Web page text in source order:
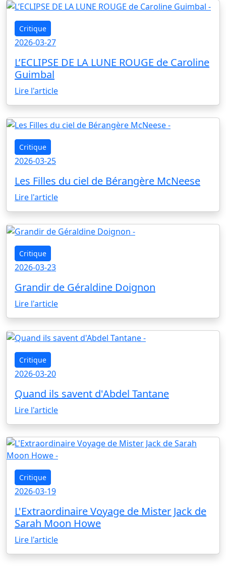
Critique
2026-03-27
L’ECLIPSE DE LA LUNE ROUGE de Caroline
Guimbal
Lire l'article
Critique
2026-03-25
Les Filles du ciel de Bérangère McNeese
Lire l'article
Critique
2026-03-23
Grandir de Géraldine Doignon
Lire l'article
Critique
2026-03-20
Quand ils savent d'Abdel Tantane
Lire l'article
Critique
2026-03-19
L'Extraordinaire Voyage de Mister Jack de
Sarah Moon Howe
Lire l'article